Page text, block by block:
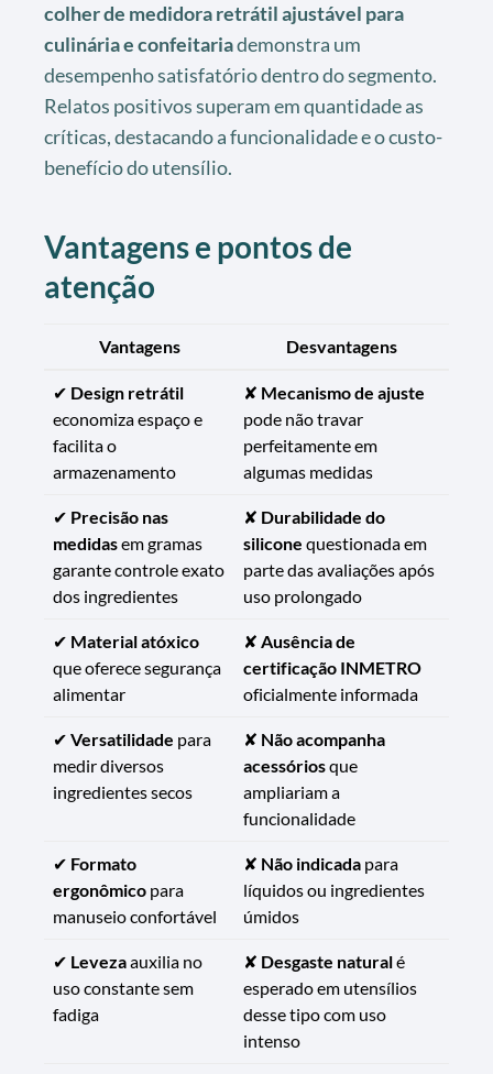
colher de medidora retrátil ajustável para
culinária e confeitariademonstra um
desempenho satisfatório dentro do segmento.
Relatos positivos superam em quantidade as
críticas, destacando a funcionalidade e o custo-
benefício do utensílio.
Vantagens e pontos de
atenção
Vantagens Desvantagens
✔ Design retrátil
economiza espaço e
facilita o
armazenamento
✘ Mecanismo de ajuste
pode não travar
perfeitamente em
algumas medidas
✔ Precisão nas
medidasem gramas
garante controle exato
dos ingredientes
✘ Durabilidade do
silicone questionada em
parte das avaliações após
uso prolongado
✔ Material atóxico
que oferece segurança
alimentar
✘ Ausência de
certificação INMETRO
oficialmente informada
✔ Versatilidade para
medir diversos
ingredientes secos
✘ Não acompanha
acessóriosque
ampliariam a
funcionalidade
✔ Formato
ergonômico para
manuseio confortável
✘ Não indicada para
líquidos ou ingredientes
úmidos
✔ Levezaauxilia no
uso constante sem
fadiga
✘ Desgaste naturalé
esperado em utensílios
desse tipo com uso
intenso